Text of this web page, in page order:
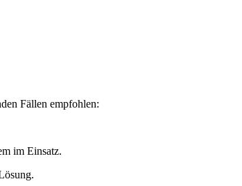
Fällen empfohlen:
im Einsatz.